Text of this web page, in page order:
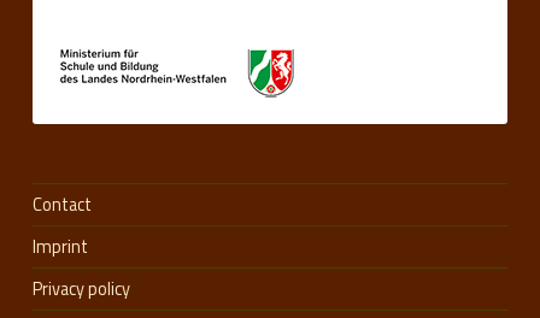
Contact
Imprint
Privacy policy